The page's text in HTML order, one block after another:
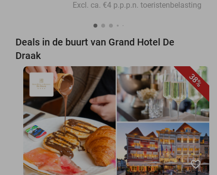
Excl. ca. €4 p.p.p.n. toeristenbelasting
Deals in de buurt van Grand Hotel De
Draak
38%
favorite_border